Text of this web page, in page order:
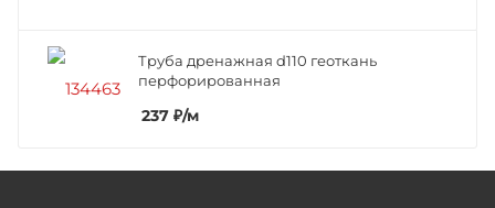
Труба дренажная d110 геоткань
перфорированная
237 ₽/м